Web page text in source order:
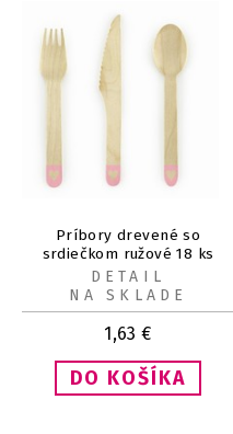
Príbory drevené so
srdiečkom ružové 18 ks
1,63 €
DETAIL
NA SKLADE